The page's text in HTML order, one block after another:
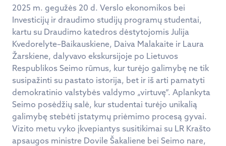
2025 m. gegužės 20 d. Verslo ekonomikos bei
Investicijų ir draudimo studijų programų studentai,
kartu su Draudimo katedros dėstytojomis Julija
Kvedorelyte–Baikauskiene, Daiva Malakaite ir Laura
Žarskiene, dalyvavo ekskursijoje po Lietuvos
Respublikos Seimo rūmus, kur turėjo galimybę ne tik
susipažinti su pastato istorija, bet ir iš arti pamatyti
demokratinio valstybės valdymo „virtuvę“. Aplankyta
Seimo posėdžių salė, kur studentai turėjo unikalią
galimybę stebėti įstatymų priėmimo procesą gyvai.
Vizito metu vyko įkvepiantys susitikimai su LR Krašto
apsaugos ministre Dovile Šakaliene bei Seimo nare,